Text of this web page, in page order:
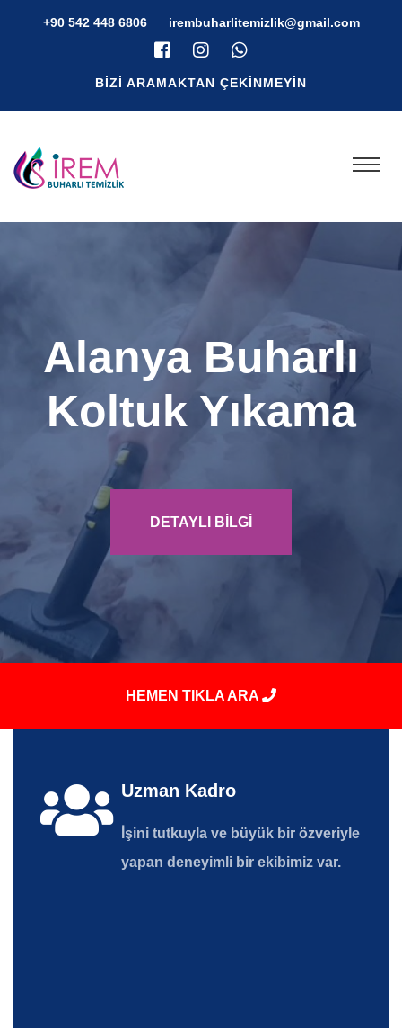
+90 542 448 6806 irembuharlitemizlik@gmail.com
BIZI ARAMAKTAN ÇEKINMEYIN
Alanya Buharlı
Koltuk Yıkama
DETAYLI BILGI
HEMEN TIKLA ARA
Uzman Kadro
İşini tutkuyla ve büyük bir özveriyle
yapan deneyimli bir ekibimiz var.